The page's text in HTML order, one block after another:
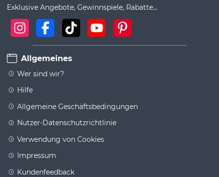
Exklusive Angebote, Gewinnspiele, Rabatte...
Allgemeines
Wer sind wir?
Hilfe
Allgemeine Geschäftsbedingungen
Nutzer-Datenschutzrichtlinie
Verwendung von Cookies
Impressum
Kundenfeedback